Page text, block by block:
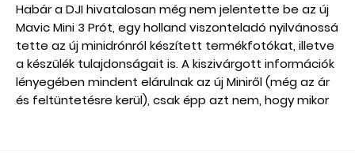
Habár a DJI hivatalosan még nem jelentette be az új
Mavic Mini 3 Prót, egy holland viszonteladó nyilvánossá
tette az új minidrónról készített termékfotókat, illetve
a készülék tulajdonságait is. A kiszivárgott információk
lényegében mindent elárulnak az új Miniről (még az ár
és feltüntetésre kerül), csak épp azt nem, hogy mikor